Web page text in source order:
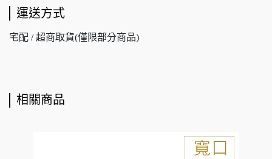
運送方式
宅配 / 超商取貨(僅限部分商品)
相關商品